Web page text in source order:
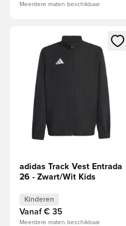
Meerdere maten beschikbaar
Opent een venster om
adidas Track Vest Entrada
26 - Zwart/Wit Kids
Kinderen
Vanaf € 35
Meerdere maten beschikbaar